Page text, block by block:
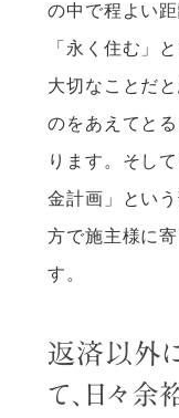
の中で程よい
「永く住む」
大切なことだ
のをあえてと
ります。そし
金計画」とい
方で施主様に
す。
返済以外
て、日々余